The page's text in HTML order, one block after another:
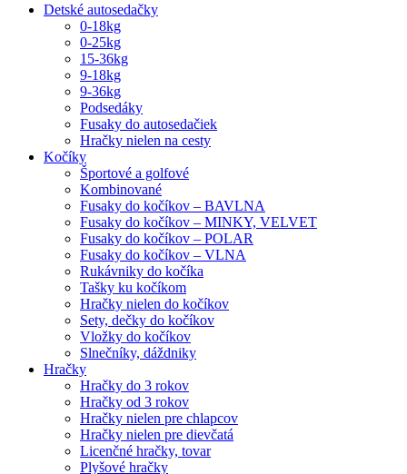
Detské autosedačky
0-18kg
0-25kg
15-36kg
9-18kg
9-36kg
Podsedáky
Fusaky do autosedačiek
Hračky nielen na cesty
Kočíky
Športové a golfové
Kombinované
Fusaky do kočíkov – BAVLNA
Fusaky do kočíkov – MINKY, VELVET
Fusaky do kočíkov – POLAR
Fusaky do kočíkov – VLNA
Rukávniky do kočíka
Tašky ku kočíkom
Hračky nielen do kočíkov
Sety, dečky do kočíkov
Vložky do kočíkov
Slnečníky, dáždniky
Hračky
Hračky do 3 rokov
Hračky od 3 rokov
Hračky nielen pre chlapcov
Hračky nielen pre dievčatá
Licenčné hračky, tovar
Plyšové hračky